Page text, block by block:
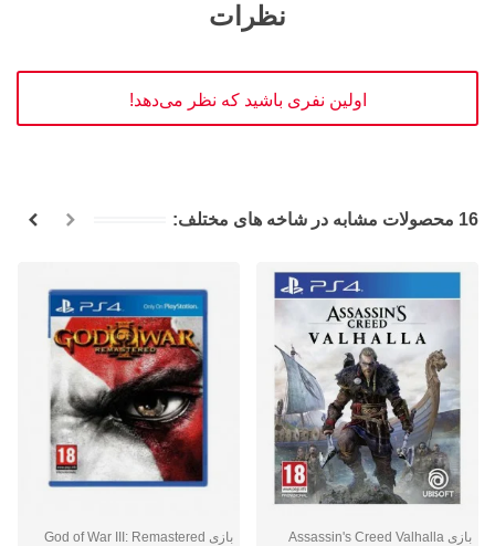
نظرات
اولین نفری باشید که نظر می‌دهد!
16 محصولات مشابه در شاخه های مختلف:
بازی Assassin's Creed Valhalla
بازی God of War III: Remastered